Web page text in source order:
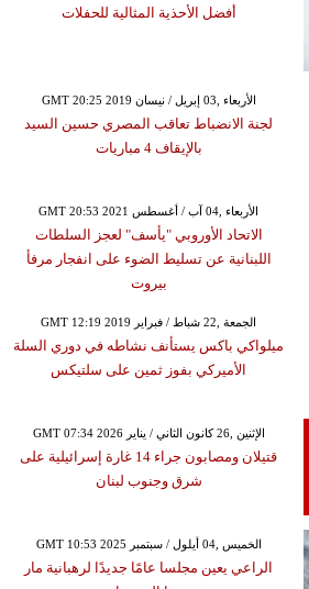
أفضل الأحذية المثالية للحفلات
GMT 20:25 2019 الأربعاء ,03 إبريل / نيسان
لجنة الانضباط تعاقب المصري حسين السيد
بالإيقاف 4 مباريات
GMT 20:53 2021 الأربعاء ,04 آب / أغسطس
الاتحاد الأوروبي "يأسف" لعجز السلطات
اللبنانية عن تسليط الضوء على انفجار مرفأ
بيروت
GMT 12:19 2019 الجمعة ,22 شباط / فبراير
ميلواكي باكس يستأنف نشاطه في دوري السلة
الأميركي بفوز ثمين على سلتيكس
GMT 07:34 2026 الإثنين ,26 كانون الثاني / يناير
قتيلان ومصابون جراء 14 غارة إسرائيلية على
شرق وجنوب لبنان
GMT 10:53 2025 الخميس ,04 أيلول / سبتمبر
الراعي يعين مجلسا عامًا جديدًا لرهبانية مار